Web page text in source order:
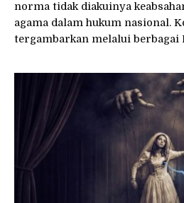
norma tidak diakuinya
agama dalam hukum nasional.
tergambarkan melalui berbagai